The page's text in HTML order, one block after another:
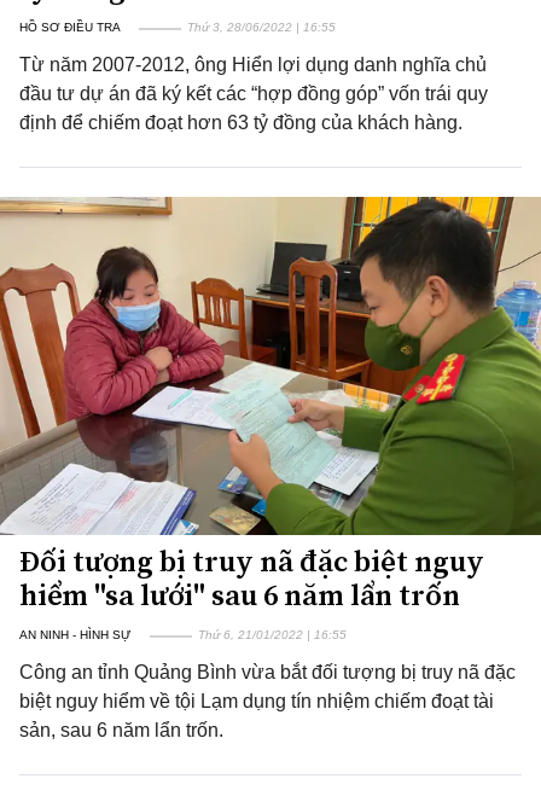
HỒ SƠ ĐIỀU TRA Thứ 3, 28/06/2022 | 16:55
Từ năm 2007-2012, ông Hiển lợi dụng danh nghĩa chủ
đầu tư dự án đã ký kết các “hợp đồng góp” vốn trái quy
định để chiếm đoạt hơn 63 tỷ đồng của khách hàng.
Đối tượng bị truy nã đặc biệt nguy
hiểm "sa lưới" sau 6 năm lẩn trốn
AN NINH - HÌNH SỰ Thứ 6, 21/01/2022 | 16:55
Công an tỉnh Quảng Bình vừa bắt đối tượng bị truy nã đặc
biệt nguy hiểm về tội Lạm dụng tín nhiệm chiếm đoạt tài
sản, sau 6 năm lẩn trốn.